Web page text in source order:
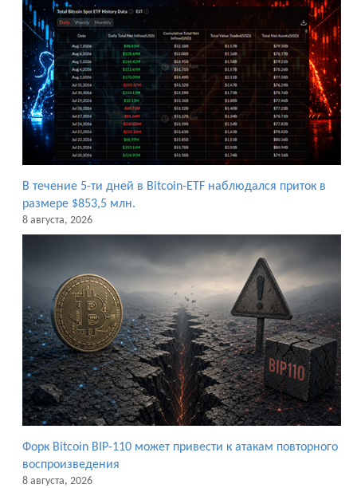
В течение 5-ти дней в Bitcoin-ETF наблюдался приток в
размере $853,5 млн.
8 августа, 2026
Форк Bitcoin BIP-110 может привести к атакам повторного
воспроизведения
8 августа, 2026